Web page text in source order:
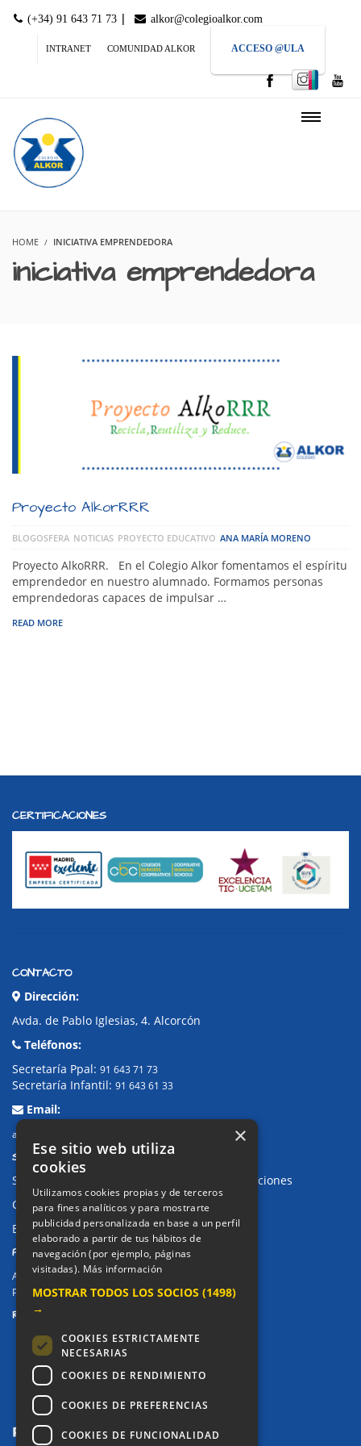
(+34) 91 643 71 73 | alkor@colegioalkor.com
INTRANET COMUNIDAD ALKOR ACCESO @ULA
HOME INICIATIVA EMPRENDEDORA
iniciativa emprendedora
Proyecto AlkorRRR
BLOGOSFERA NOTICIAS PROYECTO EDUCATIVO ANA MARÍA MORENO
Proyecto AlkoRRR. En el Colegio Alkor fomentamos el espíritu
emprendedor en nuestro alumnado. Formamos personas
emprendedoras capaces de impulsar …
READ MORE
CERTIFICACIONES
CONTACTO
Dirección:
Avda. de Pablo Iglesias, 4. Alcorcón
Teléfonos:
Secretaría Ppal: 91 643 71 73
Secretaría Infantil: 91 643 61 33
Email:
alkor@colegioalkor.com
SUGERENCIAS Y CANAL DE DENUNCIAS
Sugerencias, Quejas, Reclamaciones y Felicitaciones
Canal de denuncias
Buzón denuncia drogas CM
PRIVACIDAD
Aviso legal / Política de privacidad
Política de Cookies
REDES SOCIALES
×
Ese sitio web utiliza
cookies
Utilizamos cookies propias y de terceros
para fines analíticos y para mostrarte
publicidad personalizada en base a un perfil
elaborado a partir de tus hábitos de
navegación (por ejemplo, páginas
visitadas). Más información
MOSTRAR TODOS LOS SOCIOS (1498)
→
COOKIES ESTRICTAMENTE
NECESARIAS
COOKIES DE RENDIMIENTO
COOKIES DE PREFERENCIAS
COOKIES DE FUNCIONALIDAD